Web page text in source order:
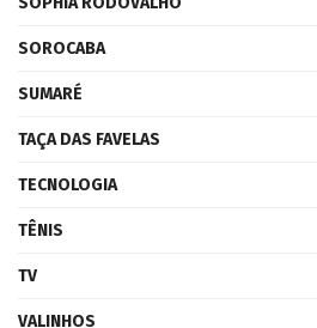
SOROCABA
SUMARÉ
TAÇA DAS FAVELAS
TECNOLOGIA
TÊNIS
TV
VALINHOS